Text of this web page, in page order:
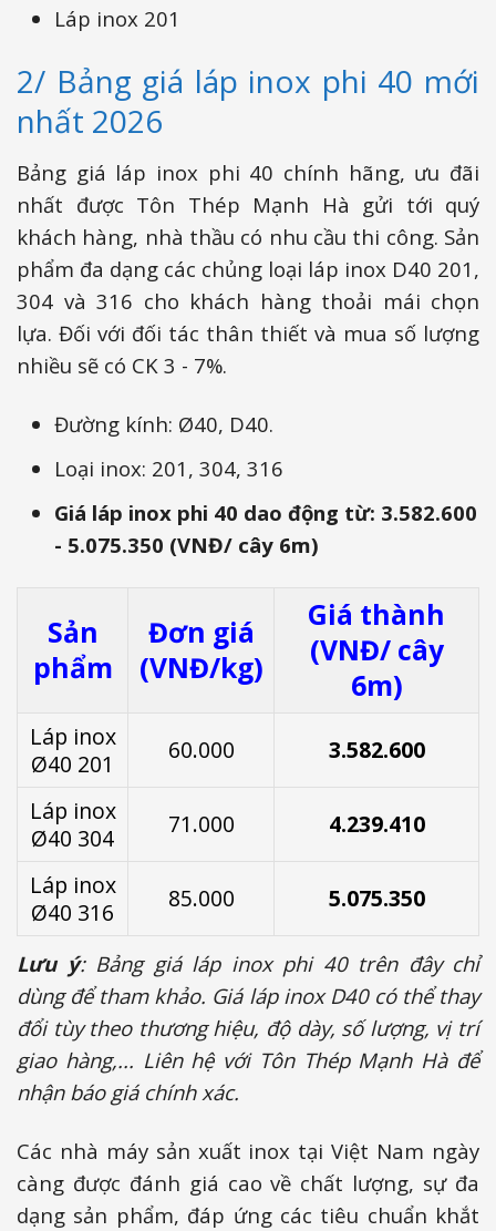
Láp inox 201
2/ Bảng giá láp inox phi 40 mới
nhất 2026
Bảng giá láp inox phi 40 chính hãng, ưu đãi
nhất được Tôn Thép Mạnh Hà gửi tới quý
khách hàng, nhà thầu có nhu cầu thi công. Sản
phẩm đa dạng các chủng loại láp inox D40 201,
304 và 316 cho khách hàng thoải mái chọn
lựa. Đối với đối tác thân thiết và mua số lượng
nhiều sẽ có CK 3 - 7%.
Đường kính: Ø40, D40.
Loại inox: 201, 304, 316
Giá láp inox phi 40 dao động từ: 3.582.600
- 5.075.350 (VNĐ/ cây 6m)
Sản
phẩm
Đơn giá
(VNĐ/kg)
Giá thành
(VNĐ/ cây
6m)
Láp inox
Ø40 201
60.000 3.582.600
Láp inox
Ø40 304
71.000 4.239.410
Láp inox
Ø40 316
85.000 5.075.350
Lưu ý: Bảng giá láp inox phi 40 trên đây chỉ
dùng để tham khảo. Giá láp inox D40 có thể thay
đổi tùy theo thương hiệu, độ dày, số lượng, vị trí
giao hàng,... Liên hệ với Tôn Thép Mạnh Hà để
nhận báo giá chính xác.
Các nhà máy sản xuất inox tại Việt Nam ngày
càng được đánh giá cao về chất lượng, sự đa
dạng sản phẩm, đáp ứng các tiêu chuẩn khắt